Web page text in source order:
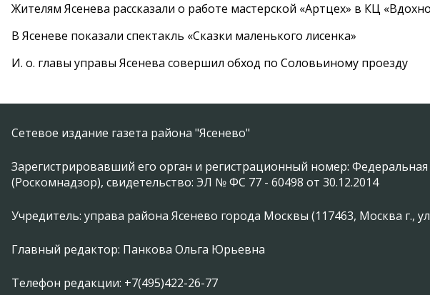
Жителям Ясенева рассказали о работе мастерской «Артцех» в КЦ
В Ясеневе показали спектакль «Сказки маленького лисенка»
И. о. главы управы Ясенева совершил обход по Соловьиному проезду
Сетевое издание газета района "Ясенево"
Зарегистрировавший его орган и регистрационный номер:
(Роскомнадзор), свидетельство: ЭЛ № ФС 77 - 60498 от 30.12.2014
Учредитель: управа района Ясенево города Москвы (117463, Москва г.,
Главный редактор: Панкова Ольга Юрьевна
Телефон редакции: +7(495)422-26-77